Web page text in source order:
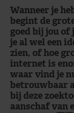
Wanneer je
begint de
goed bij jou
je al wel een
zien, of hoe
internet is
waar vind je
betrouwbaar
bij deze
aanschaf van